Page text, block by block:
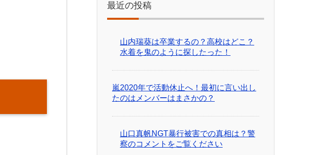
最近の投稿
山内瑞葵は卒業するの？高校はどこ？
水着を鬼のように探したった！
嵐2020年で活動休止へ！最初に言い出し
たのはメンバーはまさかの？
山口真帆NGT暴行被害での真相は？警
察のコメントをご覧ください